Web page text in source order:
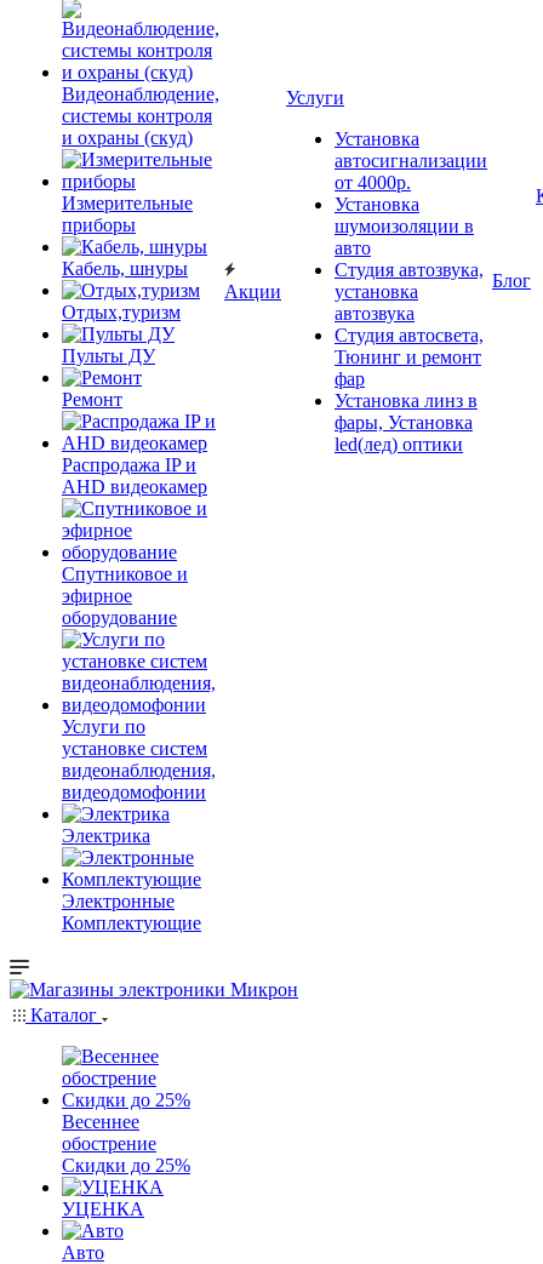
Видеонаблюдение,
системы контроля
и охраны (скуд)
Измерительные
приборы
Кабель, шнуры
Отдых,туризм
Пульты ДУ
Ремонт
Распродажа IP и
AHD видеокамер
Спутниковое и
эфирное
оборудование
Услуги по
установке систем
видеонаблюдения,
видеодомофонии
Электрика
Электронные
Комплектующие
Акции
Услуги
Установка
автосигнализации
от 4000р.
Установка
шумоизоляции в
авто
Студия автозвука,
установка
автозвука
Студия автосвета,
Тюнинг и ремонт
фар
Установка линз в
фары, Установка
led(лед) оптики
Блог
Каталог
Весеннее
обострение
Скидки до 25%
УЦЕНКА
Авто